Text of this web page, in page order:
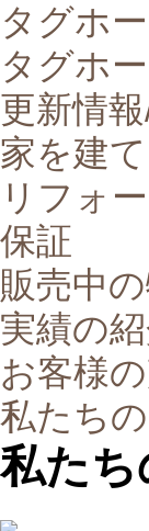
タグホ
タグホ
更新情
家を建
リフォ
保証
販売中
実績の
お客様
私たち
私たち